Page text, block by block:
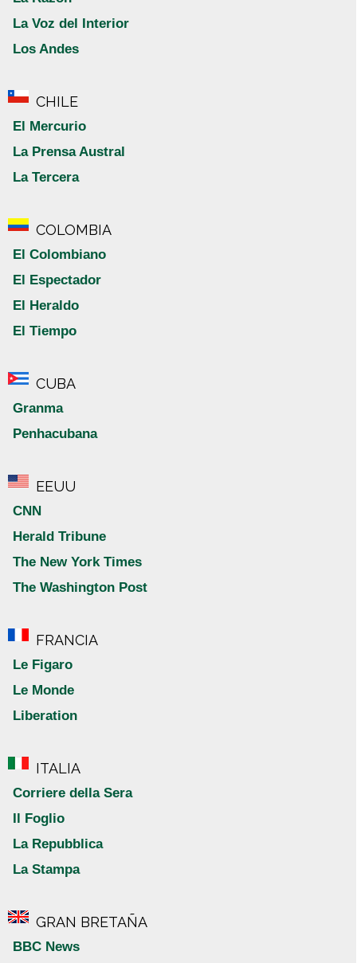
La Voz del Interior
Los Andes
CHILE
El Mercurio
La Prensa Austral
La Tercera
COLOMBIA
El Colombiano
El Espectador
El Heraldo
El Tiempo
CUBA
Granma
Penhacubana
EEUU
CNN
Herald Tribune
The New York Times
The Washington Post
FRANCIA
Le Figaro
Le Monde
Liberation
ITALIA
Corriere della Sera
Il Foglio
La Repubblica
La Stampa
GRAN BRETAÑA
BBC News